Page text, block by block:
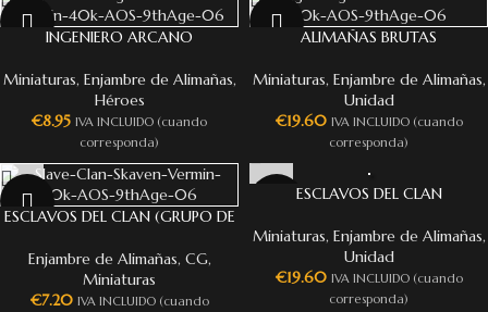
INGENIERO ARCANO
Miniaturas, Enjambre de Alimañas,
Héroes
€8.95 IVA INCLUIDO (cuando
corresponda)
ALIMAÑAS BRUTAS
Miniaturas, Enjambre de Alimañas,
Unidad
€19.60 IVA INCLUIDO (cuando
corresponda)
ESCLAVOS DEL CLAN (GRUPO DE
Enjambre de Alimañas, CG,
Miniaturas
€7.20 IVA INCLUIDO (cuando
ESCLAVOS DEL CLAN
Miniaturas, Enjambre de Alimañas,
Unidad
€19.60 IVA INCLUIDO (cuando
corresponda)